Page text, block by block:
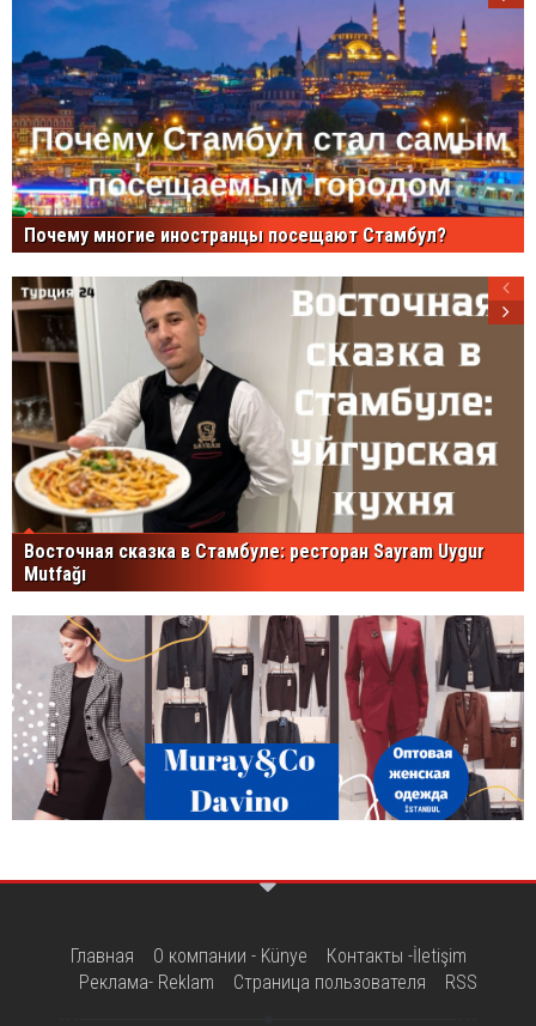
Почему многие иностранцы посещают Стамбул?
Восточная сказка в Стамбуле: ресторан Sayram Uygur
Mutfağı
Главная О компании - Künye
Контакты -İletişim
Реклама- Reklam
Страница пользователя RSS